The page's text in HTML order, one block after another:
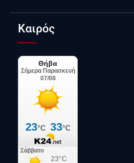
Καιρός